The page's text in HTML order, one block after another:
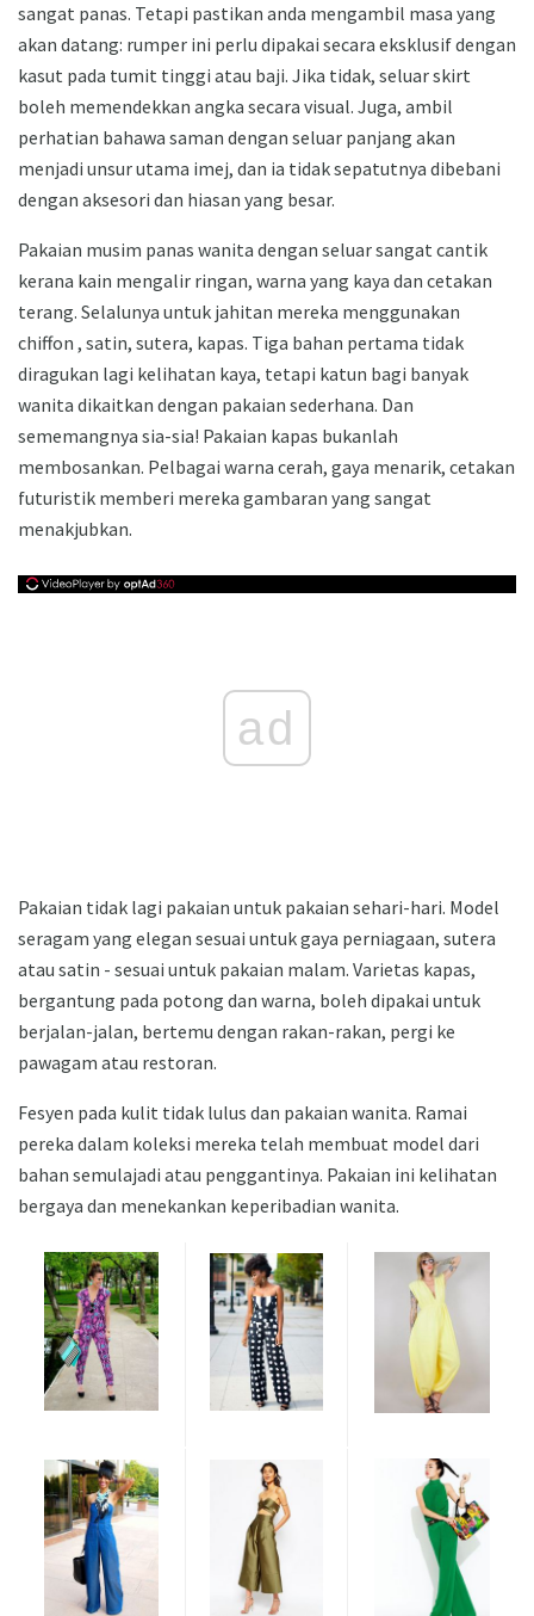
sangat panas. Tetapi pastikan anda mengambil masa yang
akan datang: rumper ini perlu dipakai secara eksklusif dengan
kasut pada tumit tinggi atau baji. Jika tidak, seluar skirt
boleh memendekkan angka secara visual. Juga, ambil
perhatian bahawa saman dengan seluar panjang akan
menjadi unsur utama imej, dan ia tidak sepatutnya dibebani
dengan aksesori dan hiasan yang besar.
Pakaian musim panas wanita dengan seluar sangat cantik
kerana kain mengalir ringan, warna yang kaya dan cetakan
terang. Selalunya untuk jahitan mereka menggunakan
chiffon , satin, sutera, kapas. Tiga bahan pertama tidak
diragukan lagi kelihatan kaya, tetapi katun bagi banyak
wanita dikaitkan dengan pakaian sederhana. Dan
sememangnya sia-sia! Pakaian kapas bukanlah
membosankan. Pelbagai warna cerah, gaya menarik, cetakan
futuristik memberi mereka gambaran yang sangat
menakjubkan.
ad
Pakaian tidak lagi pakaian untuk pakaian sehari-hari. Model
seragam yang elegan sesuai untuk gaya perniagaan, sutera
atau satin - sesuai untuk pakaian malam. Varietas kapas,
bergantung pada potong dan warna, boleh dipakai untuk
berjalan-jalan, bertemu dengan rakan-rakan, pergi ke
pawagam atau restoran.
Fesyen pada kulit tidak lulus dan pakaian wanita. Ramai
pereka dalam koleksi mereka telah membuat model dari
bahan semulajadi atau penggantinya. Pakaian ini kelihatan
bergaya dan menekankan keperibadian wanita.